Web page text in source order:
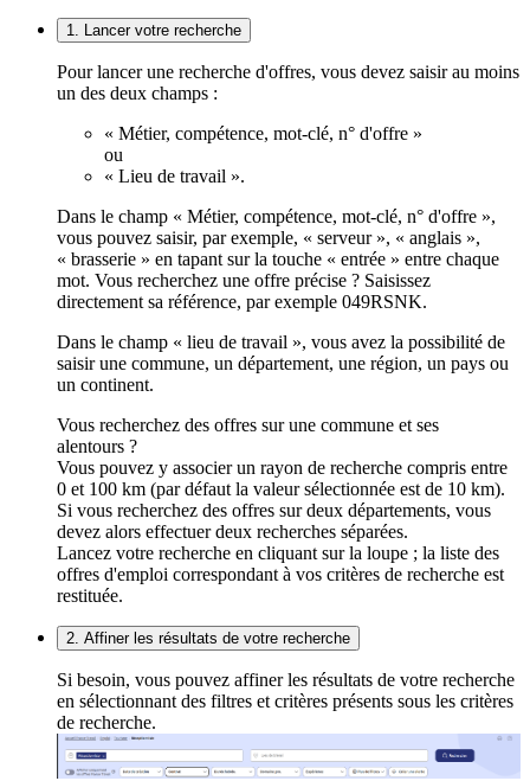
1. Lancer votre recherche
Pour lancer une recherche d'offres, vous devez saisir au moins
un des deux champs :
« Métier, compétence, mot-clé, n° d'offre »
ou
« Lieu de travail ».
Dans le champ « Métier, compétence, mot-clé, n° d'offre »,
vous pouvez saisir, par exemple, « serveur », « anglais »,
« brasserie » en tapant sur la touche « entrée » entre chaque
mot. Vous recherchez une offre précise ? Saisissez
directement sa référence, par exemple 049RSNK.
Dans le champ « lieu de travail », vous avez la possibilité de
saisir une commune, un département, une région, un pays ou
un continent.
Vous recherchez des offres sur une commune et ses
alentours ?
Vous pouvez y associer un rayon de recherche compris entre
0 et 100 km (par défaut la valeur sélectionnée est de 10 km).
Si vous recherchez des offres sur deux départements, vous
devez alors effectuer deux recherches séparées.
Lancez votre recherche en cliquant sur la loupe ; la liste des
offres d'emploi correspondant à vos critères de recherche est
restituée.
2. Affiner les résultats de votre recherche
Si besoin, vous pouvez affiner les résultats de votre recherche
en sélectionnant des filtres et critères présents sous les critères
de recherche.